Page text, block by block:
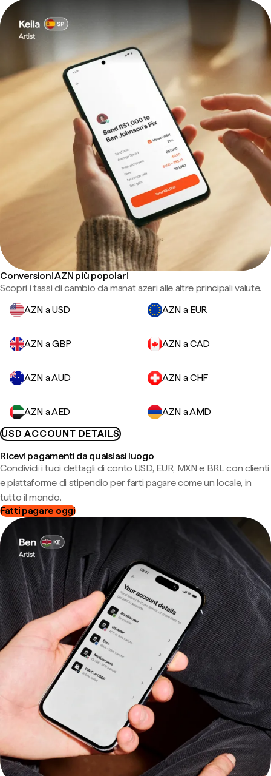
Conversioni AZN più popolari
Scopri i tassi di cambio da manat azeri alle altre principali valute.
AZN a USD
AZN a EUR
AZN a GBP AZN a CAD
AZN a AUD AZN a CHF
AZN a AED
AZN a AMD
USD ACCOUNT DETAILS
Ricevi pagamenti da qualsiasi luogo
Condividi i tuoi dettagli di conto USD, EUR, MXN e BRL con clienti
e piattaforme di stipendio per farti pagare come un locale, in
tutto il mondo.
Fatti pagare oggi